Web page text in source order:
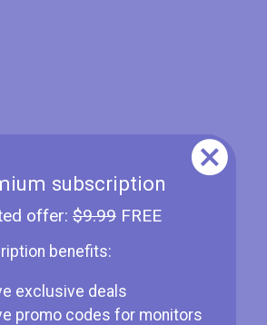
subscription
offer: $9.99FREE
benefits:
exclusive deals
promo codes for monitors